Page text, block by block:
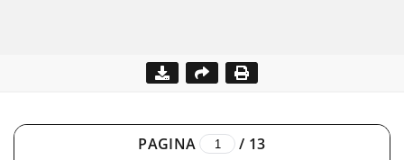
PAGINA / 13